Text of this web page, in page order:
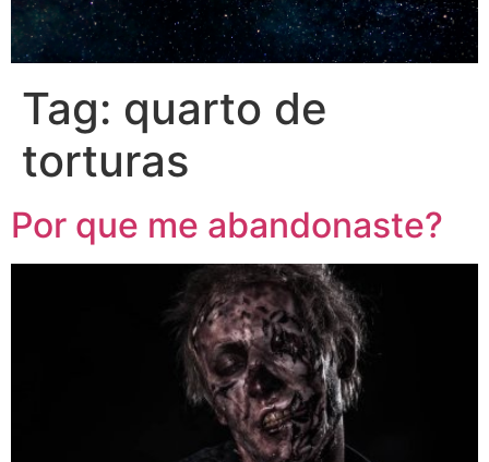
Tag: quarto de
torturas
Por que me abandonaste?